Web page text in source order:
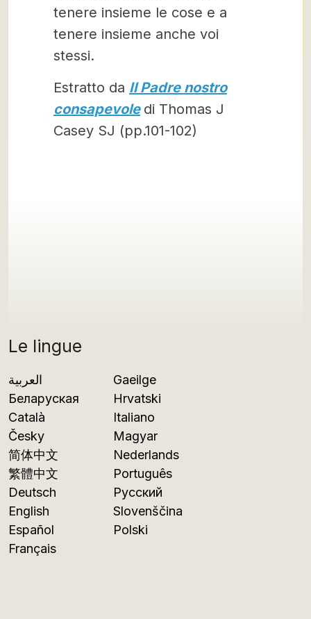
Le lingue
العربية
Беларуская
Català
Česky
简体中文
繁體中文
Deutsch
English
Español
Français
Gaeilge
Hrvatski
Italiano
Magyar
Nederlands
Português
Русский
Slovenščina
Polski
tenere insieme le cose e a
tenere insieme anche voi
stessi.
Estratto da Il Padre nostro
consapevole di Thomas J
Casey SJ (pp.101-102)